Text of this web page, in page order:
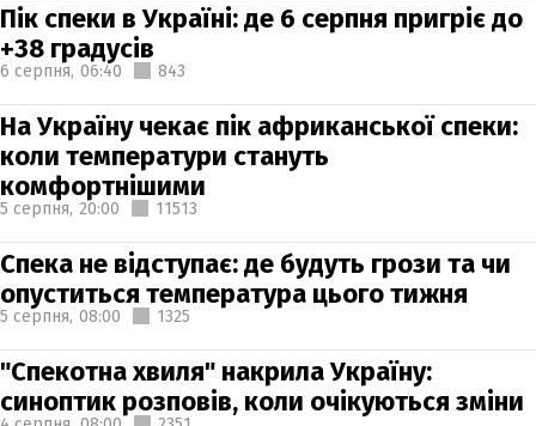
Пік спеки в Україні: де 6 серпня пригріє до
+38 градусів
6 серпня, 06:40 843
На Україну чекає пік африканської спеки:
коли температури стануть
комфортнішими
5 серпня, 20:00 11513
Спека не відступає: де будуть грози та чи
опуститься температура цього тижня
5 серпня, 08:00 1325
"Спекотна хвиля" накрила Україну:
синоптик розповів, коли очікуються зміни